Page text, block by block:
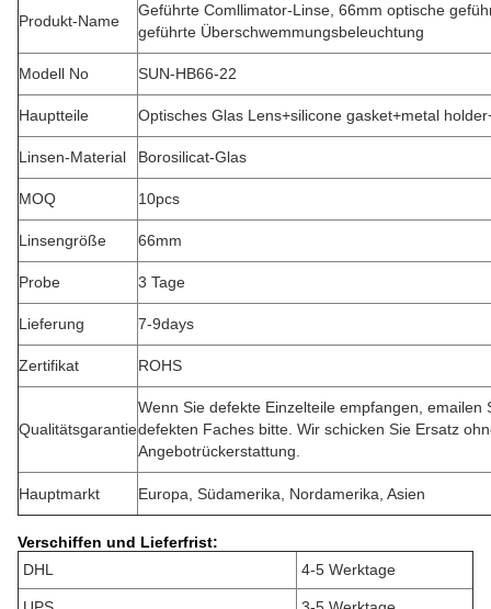
Produkt-Name
Geführte Comllimator-Linse, 66mm optische
geführte Überschwemmungsbeleuchtung
Modell No SUN-HB66-22
Hauptteile Optisches Glas Lens+silicone gasket+metal
Linsen-Material Borosilicat-Glas
MOQ 10pcs
Linsengröße 66mm
Probe 3 Tage
Lieferung 7-9days
Zertifikat ROHS
Qualitätsgarantie
Wenn Sie defekte Einzelteile empfangen, emailen
defekten Faches bitte. Wir schicken Sie Ersatz
Angebotrückerstattung.
Hauptmarkt Europa, Südamerika, Nordamerika, Asien
Verschiffen und Lieferfrist:
DHL
4-5 Werktage